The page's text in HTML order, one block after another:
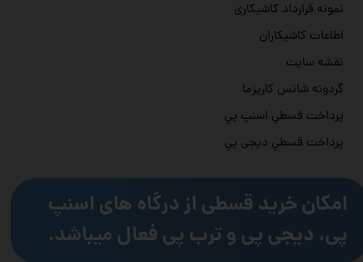
نمونه قرارداد کاشیکاری
اطاعات کاشیکاران
نقشه سایت
گردونه شانس کاریزما
پرداخت قسطي اسنپ پي
پرداخت قسطي دیجی پي
امکان خرید قسطی از درگاه های اسنپ
پی، دیجی پی و ترب پی فعال میباشد.